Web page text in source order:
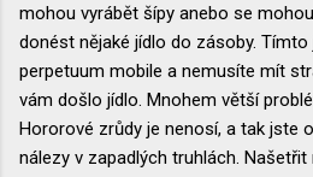
mohou vyrábět šípy anebo se
donést nějaké jídlo do zásoby.
perpetuum mobile a nemusíte mít
vám došlo jídlo. Mnohem větší
Hororové zrůdy je nenosí, a tak jste
nálezy v zapadlých truhlách.